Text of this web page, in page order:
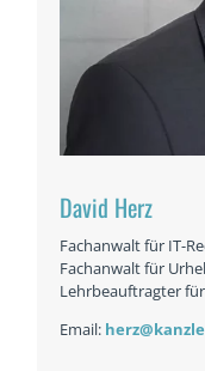
David Herz
Fachanwalt für IT-
Fachanwalt für
Lehrbeauftragter
Email: